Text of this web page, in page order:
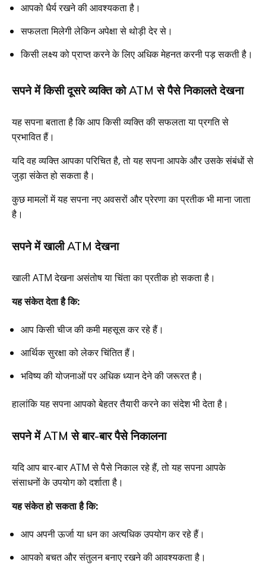
आपको धैर्य रखने की आवश्यकता है।
सफलता मिलेगी लेकिन अपेक्षा से थोड़ी देर से।
किसी लक्ष्य को प्राप्त करने के लिए अधिक मेहनत करनी पड़ सकती है।
सपने में किसी दूसरे व्यक्ति को ATM से पैसे निकालते देखना
यह सपना बताता है कि आप किसी व्यक्ति की सफलता या प्रगति से
प्रभावित हैं।
यदि वह व्यक्ति आपका परिचित है, तो यह सपना आपके और उसके संबंधों से
जुड़ा संकेत हो सकता है।
कुछ मामलों में यह सपना नए अवसरों और प्रेरणा का प्रतीक भी माना जाता
है।
सपने में खाली ATM देखना
खाली ATM देखना असंतोष या चिंता का प्रतीक हो सकता है।
यह संकेत देता है कि:
आप किसी चीज की कमी महसूस कर रहे हैं।
आर्थिक सुरक्षा को लेकर चिंतित हैं।
भविष्य की योजनाओं पर अधिक ध्यान देने की जरूरत है।
हालांकि यह सपना आपको बेहतर तैयारी करने का संदेश भी देता है।
सपने में ATM से बार-बार पैसे निकालना
यदि आप बार-बार ATM से पैसे निकाल रहे हैं, तो यह सपना आपके
संसाधनों के उपयोग को दर्शाता है।
यह संकेत हो सकता है कि:
आप अपनी ऊर्जा या धन का अत्यधिक उपयोग कर रहे हैं।
आपको बचत और संतुलन बनाए रखने की आवश्यकता है।